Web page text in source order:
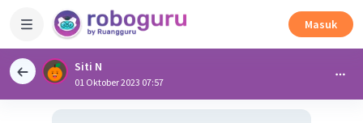
Masuk
Siti N
01 Oktober 2023 07:57